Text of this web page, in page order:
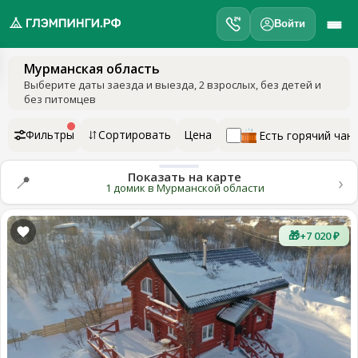
Войти
Мои
Подарочные
сертификаты
Мурманская область
Выберите даты заезда и выезда, 2 взрослых, без детей и
без питомцев
Фильтры Сортировать Цена Есть горячий чан
📍 Показать на карте
1 домик в Мурманской области ›
🎁+7 020 ₽